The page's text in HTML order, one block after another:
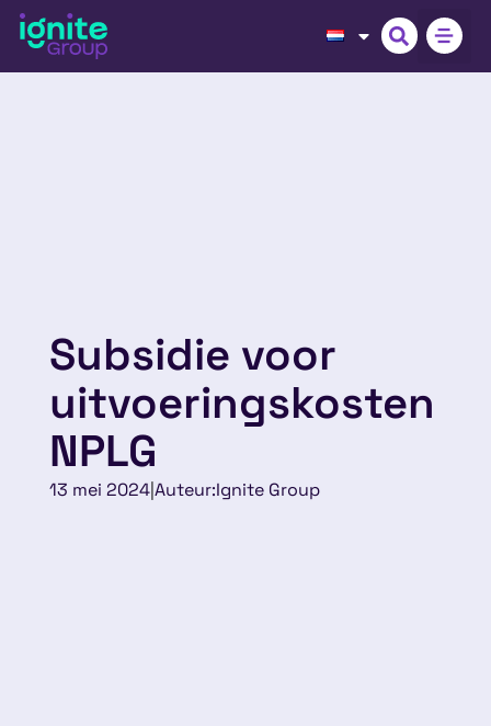
Subsidie voor
uitvoeringskosten
NPLG
13 mei 2024|Auteur:Ignite Group